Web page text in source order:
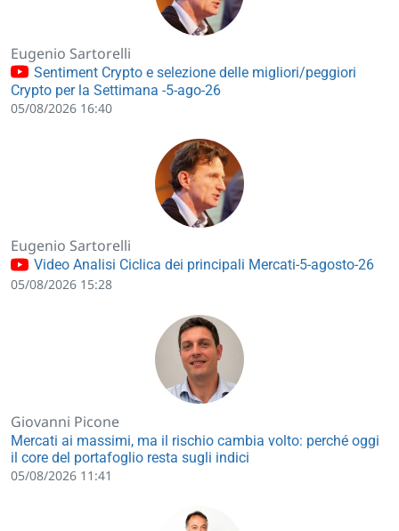
Eugenio Sartorelli
Sentiment Crypto e selezione delle migliori/peggiori
Crypto per la Settimana -5-ago-26
05/08/2026 16:40
Eugenio Sartorelli
Video Analisi Ciclica dei principali Mercati-5-agosto-26
05/08/2026 15:28
Giovanni Picone
Mercati ai massimi, ma il rischio cambia volto: perché oggi
il core del portafoglio resta sugli indici
05/08/2026 11:41